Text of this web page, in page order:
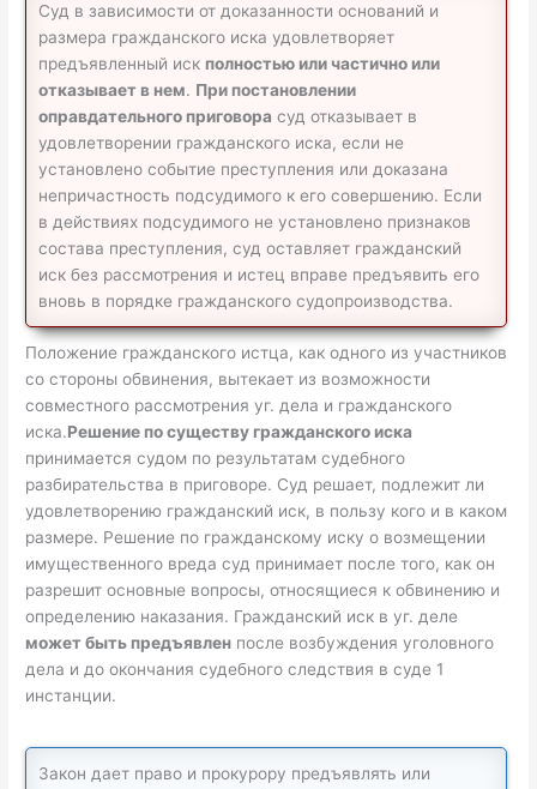
Суд в зависимости от доказанности оснований и
размера гражданского иска удовлетворяет
предъявленный иск полностью или частично или
отказывает в нем. При постановлении
оправдательного приговора суд отказывает в
удовлетворении гражданского иска, если не
установлено событие преступления или доказана
непричастность подсудимого к его совершению. Если
в действиях подсудимого не установлено признаков
состава преступления, суд оставляет гражданский
иск без рассмотрения и истец вправе предъявить его
вновь в порядке гражданского судопроизводства.
Положение гражданского истца, как одного из участников
со стороны обвинения, вытекает из возможности
совместного рассмотрения уг. дела и гражданского
иска.Решение по существу гражданского иска
принимается судом по результатам судебного
разбирательства в приговоре. Суд решает, подлежит ли
удовлетворению гражданский иск, в пользу кого и в каком
размере. Решение по гражданскому иску о возмещении
имущественного вреда суд принимает после того, как он
разрешит основные вопросы, относящиеся к обвинению и
определению наказания. Гражданский иск в уг. деле
может быть предъявлен после возбуждения уголовного
дела и до окончания судебного следствия в суде 1
инстанции.
Закон дает право и прокурору предъявлять или